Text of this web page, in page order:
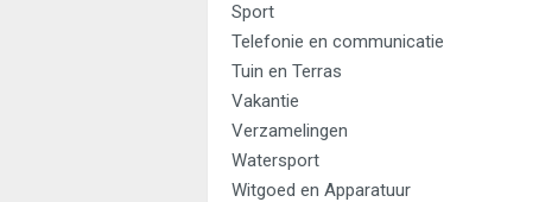
Sport
Telefonie en communicatie
Tuin en Terras
Vakantie
Verzamelingen
Watersport
Witgoed en Apparatuur